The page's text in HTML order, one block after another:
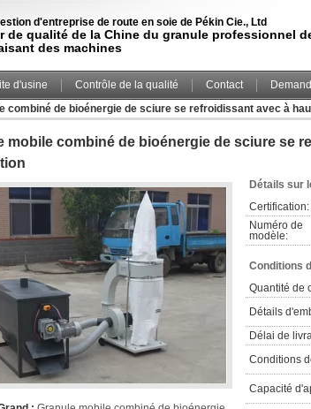
d'entreprise de route en soie de Pékin Cie., Ltd
de qualité de la Chine du granule professionnel
des machines
d'usine Contrôle de la qualité Contact
combiné de bioénergie de sciure se refroidissant avec à
mobile combiné de bioénergie de sciure se
Détails sur
Certification:
Numéro de
modèle:
Conditions
Quantité de
Détails
Délai de
Conditions
Capacité